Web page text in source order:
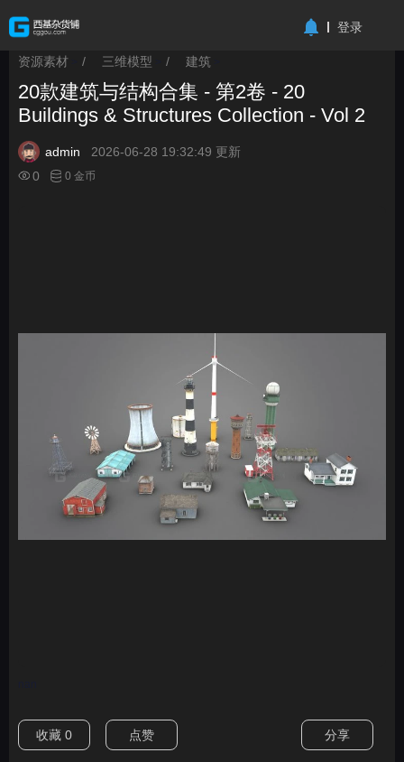
登录
资源素材 / 三维模型 / 建筑
20款建筑与结构合集 - 第2卷 - 20
Buildings & Structures Collection - Vol 2
admin
2026-06-28 19:32:49 更新
0
0 金币
收藏 0 点赞 分享